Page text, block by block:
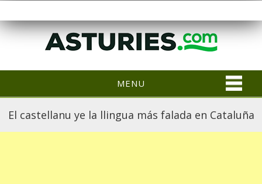
MENU
El castellanu ye la llingua más falada en Cataluña